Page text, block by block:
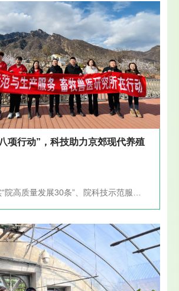
项行动”，科技助力京郊现代养殖
为深入贯彻落实“院高质量发展30条”、院科技示范服务体系“八...